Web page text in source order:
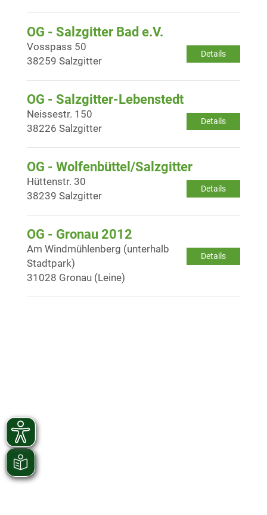
OG - Salzgitter Bad e.V.
Details
Vosspass 50
38259 Salzgitter
OG - Salzgitter-Lebenstedt
Details
Neissestr. 150
38226 Salzgitter
OG - Wolfenbüttel/Salzgitter
Details
Hüttenstr. 30
38239 Salzgitter
OG - Gronau 2012
Details
Am Windmühlenberg (unterhalb
Stadtpark)
31028 Gronau (Leine)